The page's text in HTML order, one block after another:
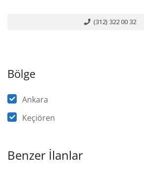
(312) 322 00 32
Bölge
Ankara
Keçiören
Benzer İlanlar